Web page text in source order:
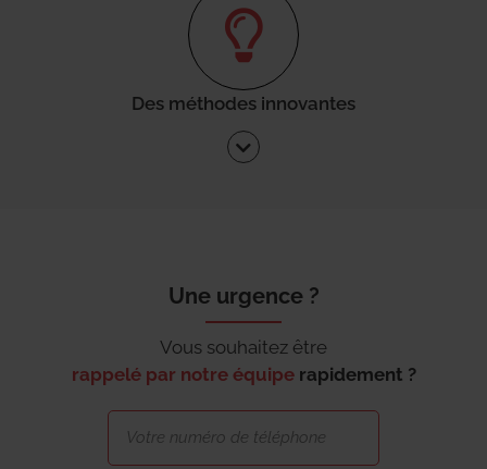
Des méthodes innovantes
Une urgence ?
Vous souhaitez être
rappelé par notre équipe rapidement ?